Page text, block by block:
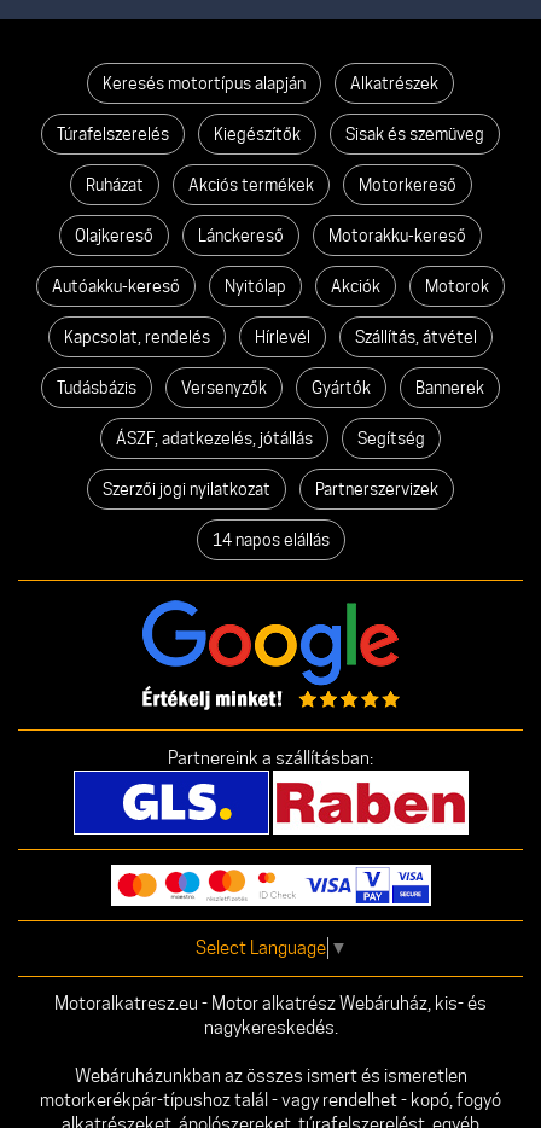
Keresés motortípus alapján Alkatrészek
Túrafelszerelés Kiegészítők Sisak és szemüveg
Ruházat Akciós termékek Motorkereső
Olajkereső Lánckereső Motorakku-kereső
Autóakku-kereső Nyitólap Akciók Motorok
Kapcsolat, rendelés Hírlevél Szállítás, átvétel
Tudásbázis Versenyzők Gyártók Bannerek
ÁSZF, adatkezelés, jótállás Segítség
Szerzői jogi nyilatkozat Partnerszervizek
14 napos elállás
Partnereink a szállításban:
Select Language ▼
Motoralkatresz.eu - Motor alkatrész Webáruház, kis- és
nagykereskedés.
Webáruházunkban az összes ismert és ismeretlen
motorkerékpár-típushoz talál - vagy rendelhet - kopó, fogyó